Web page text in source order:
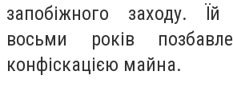
запобіжного заходу.
восьми років
конфіскацією майна.